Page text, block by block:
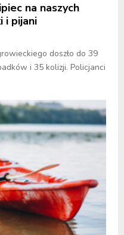
na naszych
i pijani
doszło do 39
i 35 kolizji. Policjanci